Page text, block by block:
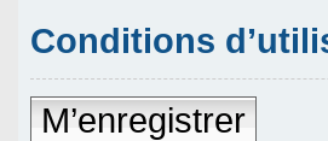
Conditions
M’enregistrer